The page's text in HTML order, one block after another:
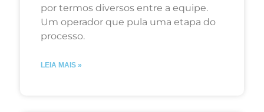
por termos diversos entre a equipe.
Um operador que pula uma etapa do
processo.
LEIA MAIS »